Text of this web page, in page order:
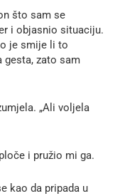
što sam se
i objasnio situaciju.
je smije li to
zato sam
„Ali voljela
i pružio mi ga.
kao da pripada u